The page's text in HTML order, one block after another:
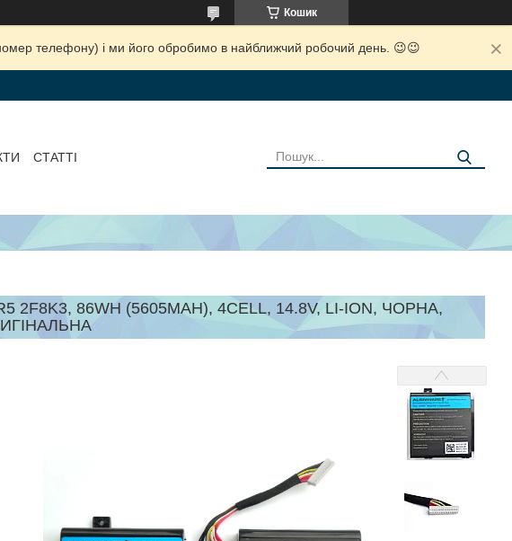
Кошик
телефону) і ми його обробимо в найближчий робочий день. 😉😉
СТАТТІ
86WH (5605MAH), 4CELL, 14.8V, LI-ION, ЧОРНА,